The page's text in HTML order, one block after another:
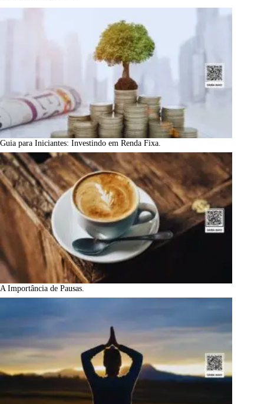
Guia para Iniciantes: Investindo em Renda Fixa.
A Importância de Pausas.